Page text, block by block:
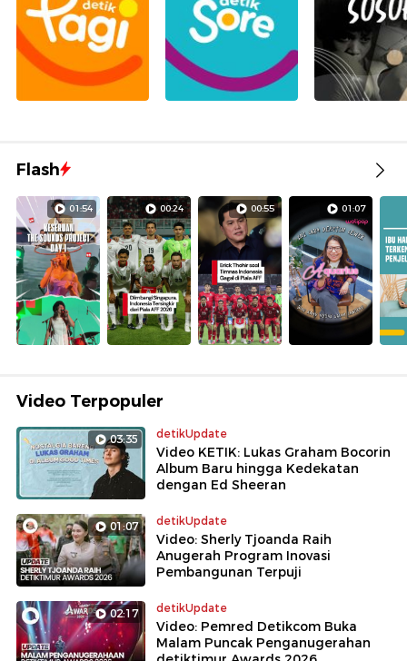
Flash
01:54 00:24 00:55 01:07
Video Terpopuler
03:35 detikUpdate
Video KETIK: Lukas Graham Bocorin
Album Baru hingga Kedekatan
dengan Ed Sheeran
01:07 detikUpdate
Video: Sherly Tjoanda Raih
Anugerah Program Inovasi
Pembangunan Terpuji
02:17 detikUpdate
Video: Pemred Detikcom Buka
Malam Puncak Penganugerahan